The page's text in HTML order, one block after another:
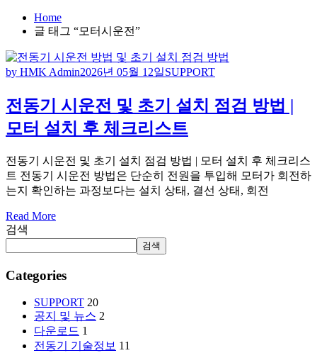
Home
글 태그 “모터시운전”
by HMK Admin2026년 05월 12일SUPPORT
전동기 시운전 및 초기 설치 점검 방법 |
모터 설치 후 체크리스트
전동기 시운전 및 초기 설치 점검 방법 | 모터 설치 후 체크리스
트 전동기 시운전 방법은 단순히 전원을 투입해 모터가 회전하
는지 확인하는 과정보다는 설치 상태, 결선 상태, 회전
Read More
검색
검색
Categories
SUPPORT 20
공지 및 뉴스 2
다운로드 1
전동기 기술정보 11